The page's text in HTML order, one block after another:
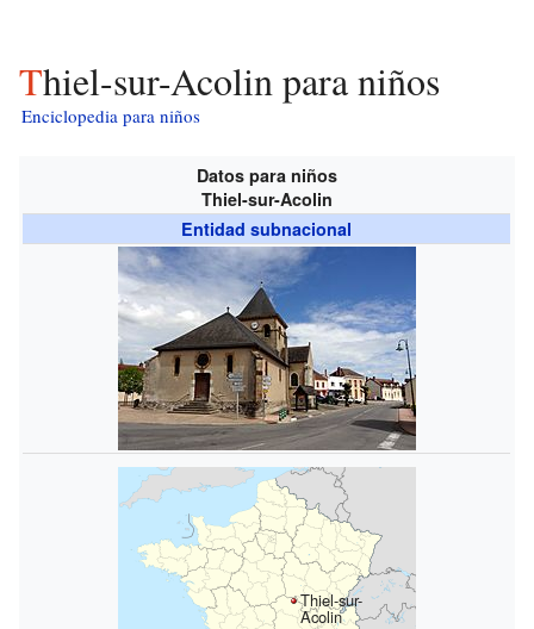
Thiel-sur-Acolin para niños
Enciclopedia para niños
Datos para niños
Thiel-sur-Acolin
Entidad subnacional
Thiel-sur-
Acolin